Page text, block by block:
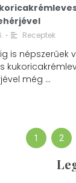
• Receptek
is népszerűek
még …
1 2